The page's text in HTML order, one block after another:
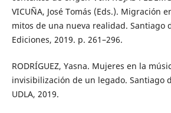
VICUÑA, José Tomás (Eds.). Migración
mitos de una nueva realidad. Santiago
Ediciones, 2019. p. 261–296.
RODRÍGUEZ, Yasna. Mujeres en la
invisibilización de un legado. Santiago
UDLA, 2019.